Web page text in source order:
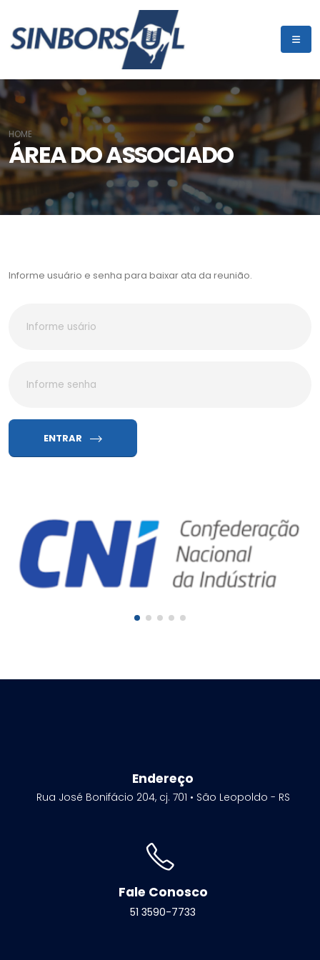
ÁREA DO ASSOCIADO
HOME
Informe usuário e senha para baixar ata da reunião.
ENTRAR
Endereço
Rua José Bonifácio 204, cj. 701 • São Leopoldo - RS
Fale Conosco
51 3590-7733